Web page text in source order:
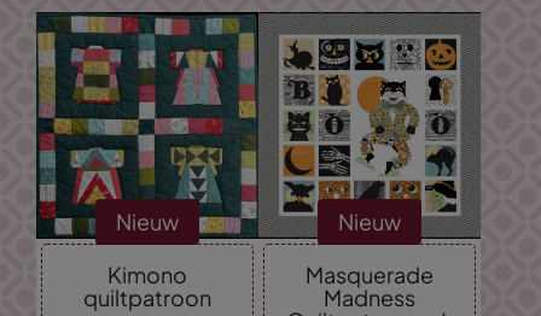
Nieuw
Kimono
quiltpatroon
Nieuw
Masquerade
Madness